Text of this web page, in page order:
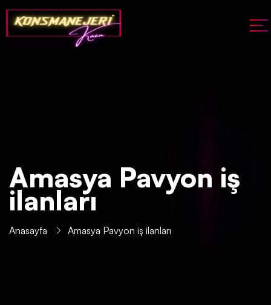
Amasya Pavyon iş
ilanları
Anasayfa Amasya Pavyon iş ilanları